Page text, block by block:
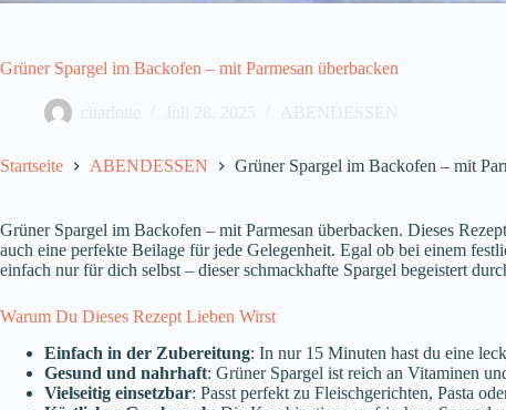
Grüner Spargel im Backofen – mit Parmesan überbacken
charlotte Juli 28, 2025 ABENDESSEN
Startseite ABENDESSEN Grüner Spargel im Backofen – mit
Grüner Spargel im Backofen – mit Parmesan überbacken. Dieses
auch eine perfekte Beilage für jede Gelegenheit. Egal ob bei einem
einfach nur für dich selbst – dieser schmackhafte Spargel begeistert
Warum Du Dieses Rezept Lieben Wirst
Einfach in der Zubereitung: In nur 15 Minuten hast du eine
Gesund und nahrhaft: Grüner Spargel ist reich an Vitaminen
Vielseitig einsetzbar: Passt perfekt zu Fleischgerichten, Pasta